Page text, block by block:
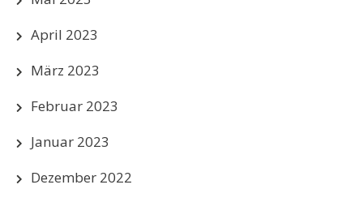
April 2023
März 2023
Februar 2023
Januar 2023
Dezember 2022